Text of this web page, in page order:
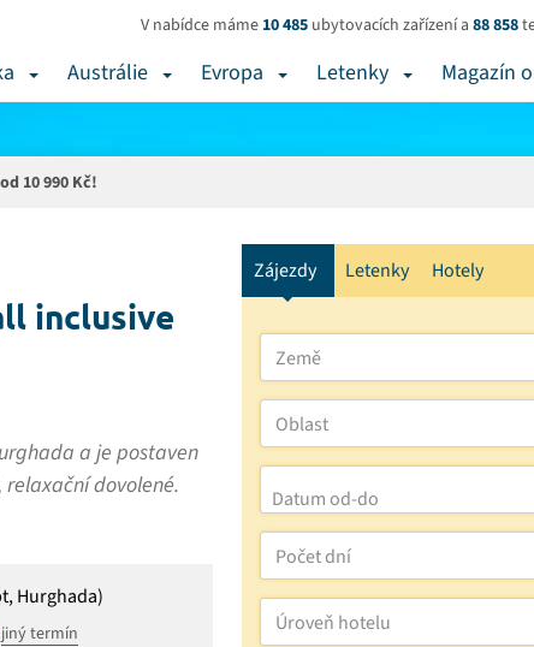
V nabídce máme 10 485 ubytovacích zařízení a 88 858
Austrálie Evropa Letenky Magazín
10 990 Kč!
inclusive
a je postaven
dovolené.
Hurghada)
jiný termín
Zájezdy Letenky Hotely
Země
Oblast
Počet dní
Úroveň hotelu